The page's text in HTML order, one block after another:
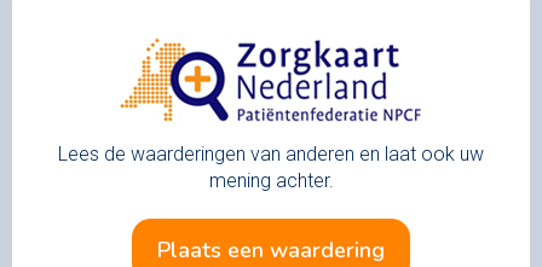
Lees de waarderingen van anderen en laat ook uw
mening achter.
plaats een waardering